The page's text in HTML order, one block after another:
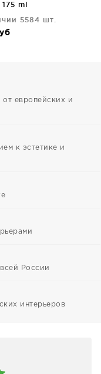
ml
5584 шт.
от европейских и
к эстетике и
России
интерьеров